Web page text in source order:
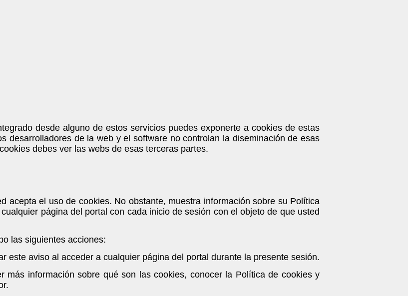
desde alguno de estos servicios puedes exponerte a cookies de estas
desarrolladores de la web y el software no controlan la diseminación de esas
debes ver las webs de esas terceras partes.
acepta el uso de cookies. No obstante, muestra información sobre su Política
página del portal con cada inicio de sesión con el objeto de que usted
las siguientes acciones:
este aviso al acceder a cualquier página del portal durante la presente sesión.
más información sobre qué son las cookies, conocer la Política de cookies y